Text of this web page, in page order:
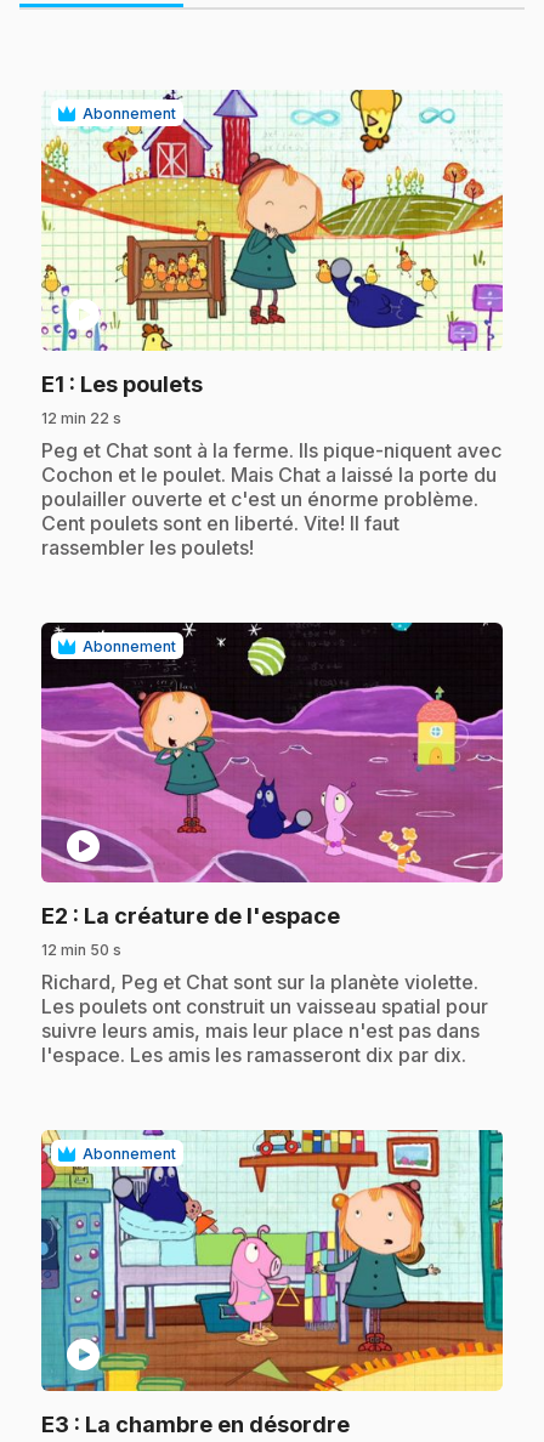
Abonnement
play_circle
E1 : Les poulets.
12 min 22 s
.Peg et Chat sont à la ferme. Ils pique-niquent avec
Cochon et le poulet. Mais Chat a laissé la porte du
poulailler ouverte et c'est un énorme problème.
Cent poulets sont en liberté. Vite! Il faut
rassembler les poulets!
Abonnement
play_circle
E2 : La créature de l'espace.
12 min 50 s
.Richard, Peg et Chat sont sur la planète violette.
Les poulets ont construit un vaisseau spatial pour
suivre leurs amis, mais leur place n'est pas dans
l'espace. Les amis les ramasseront dix par dix.
Abonnement
play_circle
E3 : La chambre en désordre.